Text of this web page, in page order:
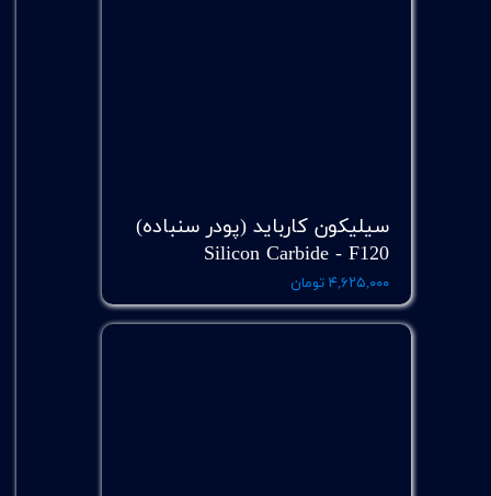
سیلیکون کارباید (پودر سنباده)
Silicon Carbide - F120
۴,۶۲۵,۰۰۰ تومان